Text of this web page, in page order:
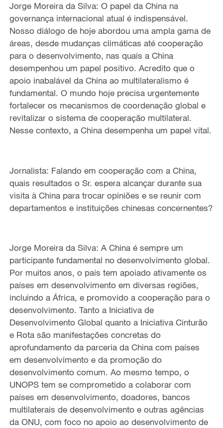
Jorge Moreira da Silva: O papel da China na
governança internacional atual é indispensável.
Nosso diálogo de hoje abordou uma ampla gama de
áreas, desde mudanças climáticas até cooperação
para o desenvolvimento, nas quais a China
desempenhou um papel positivo. Acredito que o
apoio inabalável da China ao multilateralismo é
fundamental. O mundo hoje precisa urgentemente
fortalecer os mecanismos de coordenação global e
revitalizar o sistema de cooperação multilateral.
Nesse contexto, a China desempenha um papel vital.
Jornalista: Falando em cooperação com a China,
quais resultados o Sr. espera alcançar durante sua
visita à China para trocar opiniões e se reunir com
departamentos e instituições chinesas concernentes?
Jorge Moreira da Silva: A China é sempre um
participante fundamental no desenvolvimento global.
Por muitos anos, o país tem apoiado ativamente os
países em desenvolvimento em diversas regiões,
incluindo a África, e promovido a cooperação para o
desenvolvimento. Tanto a Iniciativa de
Desenvolvimento Global quanto a Iniciativa Cinturão
e Rota são manifestações concretas do
aprofundamento da parceria da China com países
em desenvolvimento e da promoção do
desenvolvimento comum. Ao mesmo tempo, o
UNOPS tem se comprometido a colaborar com
países em desenvolvimento, doadores, bancos
multilaterais de desenvolvimento e outras agências
da ONU, com foco no apoio ao desenvolvimento de